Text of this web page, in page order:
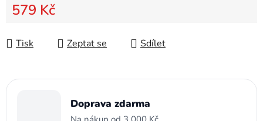
579 Kč
Tisk
Zeptat se Sdílet
Doprava zdarma